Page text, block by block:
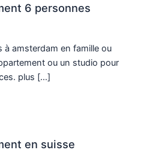
6 personnes
à amsterdam en famille ou
ou un studio pour
plus […]
en suisse